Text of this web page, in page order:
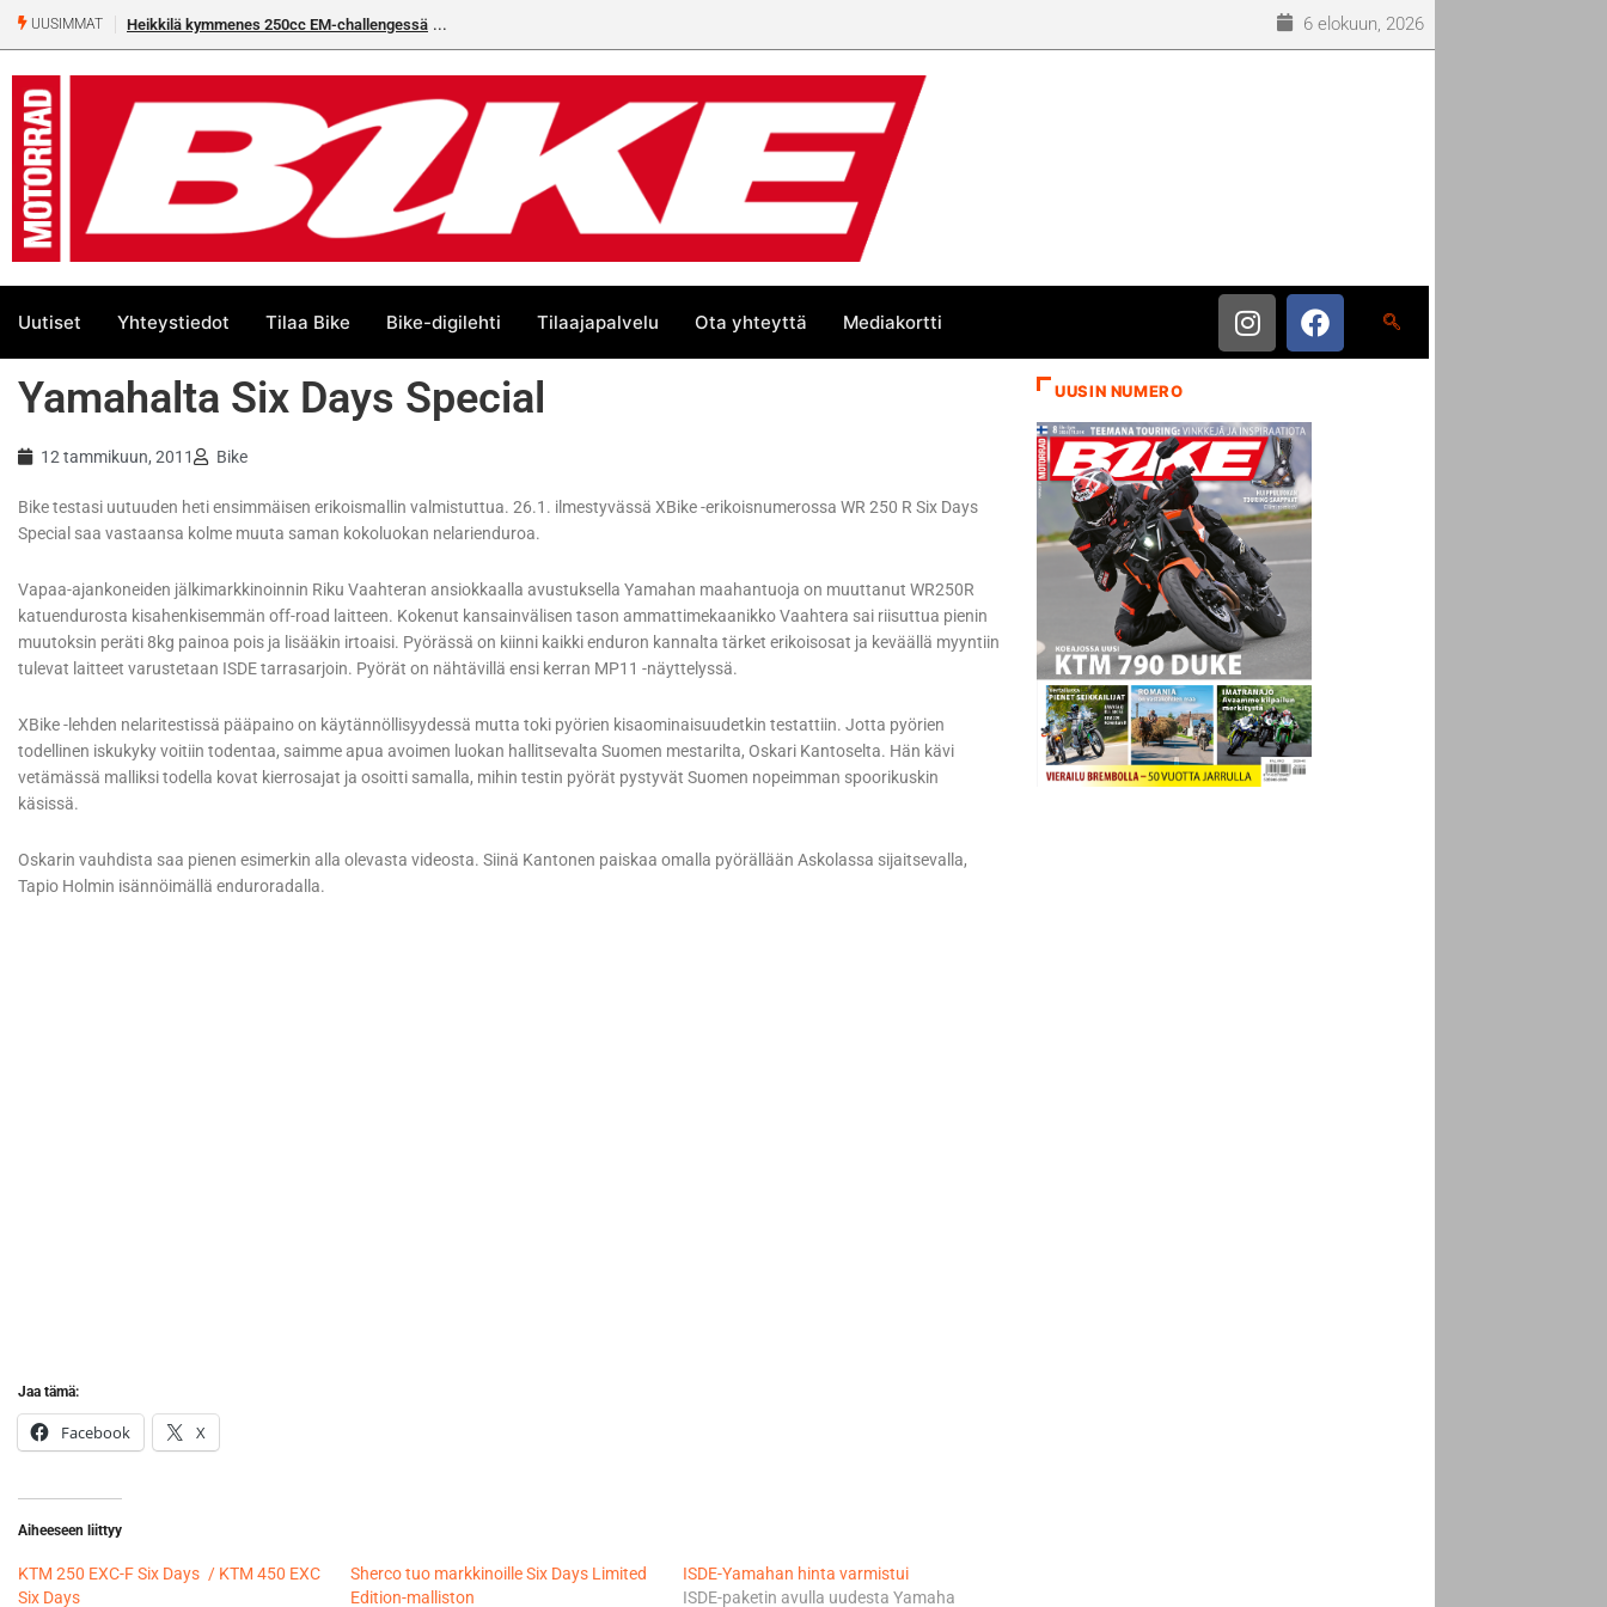
UUSIMMAT Heikkilä kymmenes 250cc EM-challengessä 6 elokuun, 2026
Uutiset Yhteystiedot Tilaa Bike Bike-digilehti Tilaajapalvelu Ota yhteyttä Mediakortti
Yamahalta Six Days Special
12 tammikuun, 2011 Bike
Bike testasi uutuuden heti ensimmäisen erikoismallin valmistuttua. 26.1. ilmestyvässä XBike -erikoisnumerossa WR 250 R Six Days
Special saa vastaansa kolme muuta saman kokoluokan nelarienduroa.
Vapaa-ajankoneiden jälkimarkkinoinnin Riku Vaahteran ansiokkaalla avustuksella Yamahan maahantuoja on muuttanut WR250R
katuendurosta kisahenkisemmän off-road laitteen. Kokenut kansainvälisen tason ammattimekaanikko Vaahtera sai riisuttua pienin
muutoksin peräti 8kg painoa pois ja lisääkin irtoaisi. Pyörässä on kiinni kaikki enduron kannalta tärket erikoisosat ja keväällä myyntiin
tulevat laitteet varustetaan ISDE tarrasarjoin. Pyörät on nähtävillä ensi kerran MP11 -näyttelyssä.
XBike -lehden nelaritestissä pääpaino on käytännöllisyydessä mutta toki pyörien kisaominaisuudetkin testattiin. Jotta pyörien
todellinen iskukyky voitiin todentaa, saimme apua avoimen luokan hallitsevalta Suomen mestarilta, Oskari Kantoselta. Hän kävi
vetämässä malliksi todella kovat kierrosajat ja osoitti samalla, mihin testin pyörät pystyvät Suomen nopeimman spoorikuskin
käsissä.
Oskarin vauhdista saa pienen esimerkin alla olevasta videosta. Siinä Kantonen paiskaa omalla pyörällään Askolassa sijaitsevalla,
Tapio Holmin isännöimällä enduroradalla.
Jaa tämä:
Facebook X
Aiheeseen liittyy
KTM 250 EXC-F Six Days / KTM 450 EXC
Six Days
Sherco tuo markkinoille Six Days Limited
Edition-malliston
ISDE-Yamahan hinta varmistui
ISDE-paketin avulla uudesta Yamaha
UUSIN NUMERO